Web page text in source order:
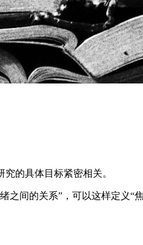
的具体目标紧密相关。
之间的关系”，可以这样定